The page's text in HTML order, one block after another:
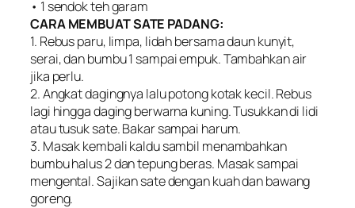
• 1 sendok teh garam
CARA MEMBUAT SATE PADANG:
1. Rebus paru, limpa, lidah bersama daun kunyit,
serai, dan bumbu 1 sampai empuk. Tambahkan air
jika perlu.
2. Angkat dagingnya lalu potong kotak kecil. Rebus
lagi hingga daging berwarna kuning. Tusukkan di lidi
atau tusuk sate. Bakar sampai harum.
3. Masak kembali kaldu sambil menambahkan
bumbu halus 2 dan tepung beras. Masak sampai
mengental. Sajikan sate dengan kuah dan bawang
goreng.